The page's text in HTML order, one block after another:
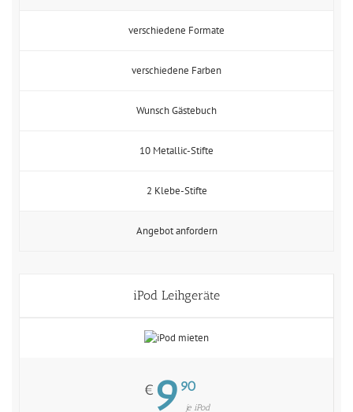
verschiedene Formate
verschiedene Farben
Wunsch Gästebuch
10 Metallic-Stifte
2 Klebe-Stifte
Angebot anfordern
iPod Leihgeräte
€ 9 90
je iPod